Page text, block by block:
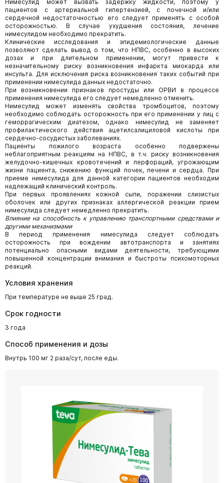
Нимесулид может вызвать задержку жидкости, поэтому у
пациентов с артериальной гипертензией, с почечной и/или
сердечной недостаточностью его следует применять с особой
осторожностью. В случае ухудшения состояния, лечение
нимесулидом необходимо прекратить.
Клинические исследования и эпидемиологические данные
позволяют сделать вывод о том, что НПВС, особенно в высоких
дозах и при длительном применении, могут привести к
незначительному риску возникновения инфаркта миокарда или
инсульта. Для исключения риска возникновения таких событий при
применении нимесулида данных недостаточно.
При возникновении признаков простуды или ОРВИ в процессе
применения нимесулида его следует немедленно отменить.
Нимесулид может изменять свойства тромбоцитов, поэтому
необходимо соблюдать осторожность при его применении у лиц с
геморрагическим диатезом, однако нимесулид не заменяет
профилактического действия ацетилсалициловой кислоты при
сердечно-сосудистых заболеваниях.
Пациенты пожилого возраста особенно подвержены
неблагоприятным реакциям на НПВС, в т.ч. риску возникновения
желудочно-кишечных кровотечений и перфораций, угрожающим
жизни пациента, снижению функций почек, печени и сердца. При
приеме нимесулида для данной категории пациентов необходим
надлежащий клинический контроль.
При первых проявлениях кожной сыпи, поражении слизистых
оболочек или других признаках аллергической реакции прием
нимесулида следует немедленно прекратить.
Влияние на способность к управлению транспортными средствами и
другими механизмами
В период применения нимесулида следует соблюдать
осторожность при вождении автотранспорта и занятиях
потенциально опасными видами деятельности, требующими
повышенной концентрации внимания и быстроты психомоторных
реакций.
Условия хранения
При температуре не выше 25 град.
Срок годности
3 года
Способ применения и дозы
Внутрь 100 мг 2 раза/сут, после еды.